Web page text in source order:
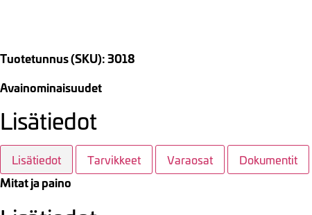
Tuotetunnus (SKU): 3018
Avainominaisuudet
Lisätiedot
Lisätiedot Tarvikkeet Varaosat Dokumentit
Mitat ja paino